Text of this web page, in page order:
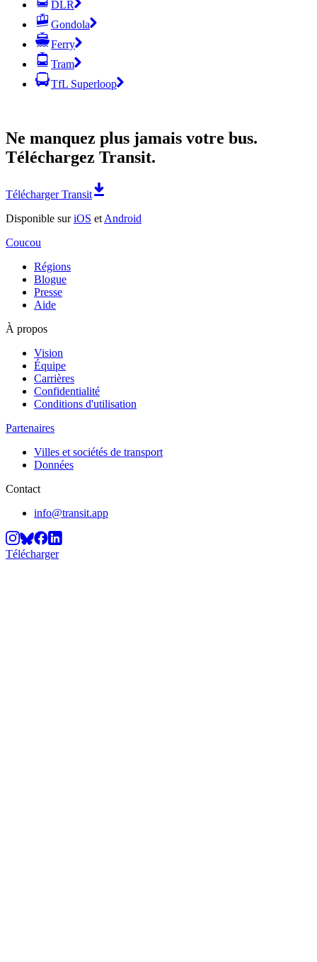
DLR
Gondola
Ferry
Tram
TfL Superloop
Ne manquez plus jamais votre bus.
Téléchargez Transit.
Télécharger Transit
Disponible suriOS et Android
Coucou
Régions
Blogue
Presse
Aide
À propos
Vision
Équipe
Carrières
Confidentialité
Conditions d'utilisation
Partenaires
Villes et sociétés de transport
Données
Contact
info@transit.app
Télécharger